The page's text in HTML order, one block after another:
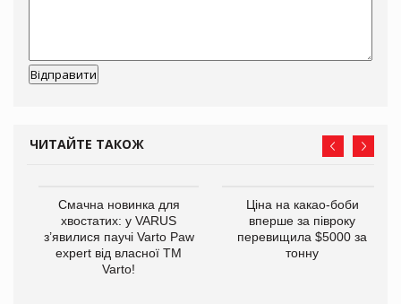
ЧИТАЙТЕ ТАКОЖ
Смачна новинка для
хвостатих: у VARUS
з’явилися паучі Varto Paw
expert від власної ТМ
Varto!
Ціна на какао-боби
вперше за півроку
перевищила $5000 за
тонну